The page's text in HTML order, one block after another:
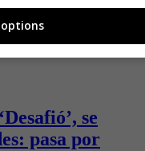
se
pasa por